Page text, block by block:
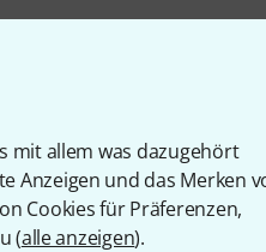
mit allem was dazugehört
Anzeigen und das Merken
Cookies für Präferenzen,
(alle anzeigen).